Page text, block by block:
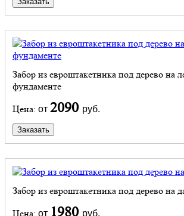
Забор из евроштакетника под дерево на
фундаменте
Цена: от 2090 руб.
Заказать
Забор из евроштакетника под дерево на
Цена: от 1980 руб.